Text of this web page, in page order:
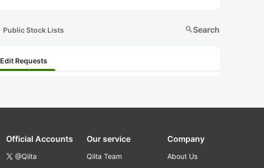
Public Stock Lists searchSearch
Edit Requests
Official Accounts
@Qiita
Our service
Qiita Team
Company
About Us